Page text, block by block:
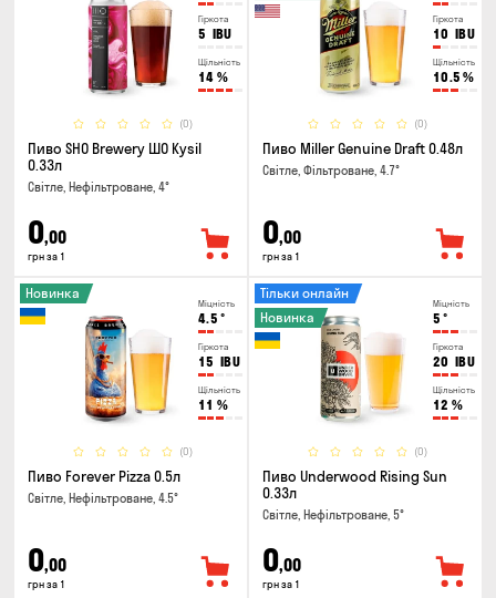
Гіркота
5 IBU
Щільність
14 %
(0)
Пиво SHO Brewery ШО Kysil
0.33л
Світле, Нефільтроване, 4°
0,00
грн за 1
Гіркота
10 IBU
Щільність
10.5 %
(0)
Пиво Miller Genuine Draft 0.48л
Світле, Фільтроване, 4.7°
0,00
грн за 1
Міцність
4.5 °
Гіркота
15 IBU
Щільність
11 %
(0)
Новинка
Пиво Forever Pizza 0.5л
Світле, Нефільтроване, 4.5°
0,00
грн за 1
Міцність
5 °
Гіркота
20 IBU
Щільність
12 %
(0)
Тільки онлайн
Новинка
Пиво Underwood Rising Sun
0.33л
Світле, Нефільтроване, 5°
0,00
грн за 1